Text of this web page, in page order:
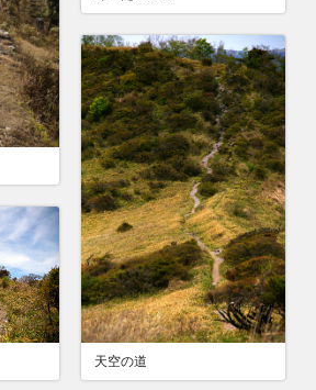
天空の道